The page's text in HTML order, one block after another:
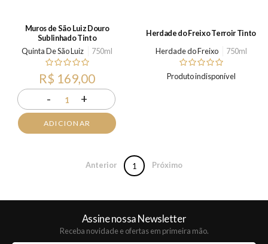
Muros de São Luiz Douro
Sublinhado Tinto
Quinta De São Luiz
750ml
R$ 169,00
- 1 +
ADICIONAR
Herdade do Freixo Terroir Tinto
Herdade do Freixo
750ml
Produto indisponível
Anterior 1 Próximo
Assine nossa Newsletter
Receba novidade e ofertas em primeira mão.